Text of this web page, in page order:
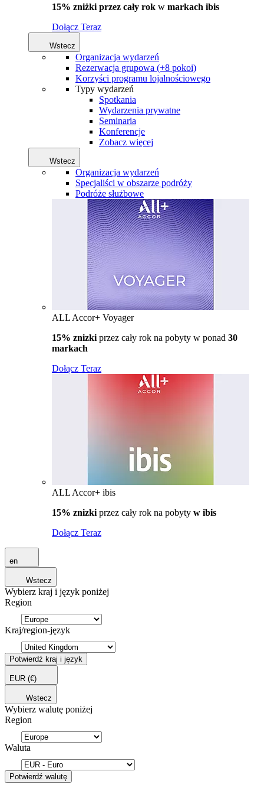
15% zniżki przez cały rok w markach ibis
Dołącz Teraz
Wstecz
Organizacja wydarzeń
Rezerwacja grupowa (+8 pokoi)
Korzyści programu lojalnościowego
Typy wydarzeń
Spotkania
Wydarzenia prywatne
Seminaria
Konferencje
Zobacz więcej
Wstecz
Organizacja wydarzeń
Specjaliści w obszarze podróży
Podróże służbowe
ALL Accor+ Voyager
15% znizki przez cały rok na pobyty w ponad 30
markach
Dołącz Teraz
ALL Accor+ ibis
15% znizki przez cały rok na pobyty w ibis
Dołącz Teraz
en
Wstecz
Wybierz kraj i język poniżej
Region
Kraj/region-język
Potwierdź kraj i język
EUR (€)
Wstecz
Wybierz walutę poniżej
Region
Waluta
Potwierdź walutę